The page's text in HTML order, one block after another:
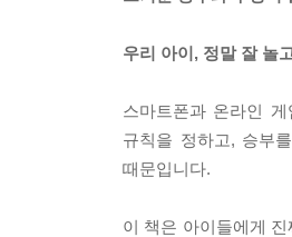
우리 아이, 정말 잘 놀
스마트폰과 온라인
규칙을 정하고, 승부
때문입니다.
이 책은 아이들에게